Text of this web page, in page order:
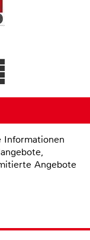
Angebote